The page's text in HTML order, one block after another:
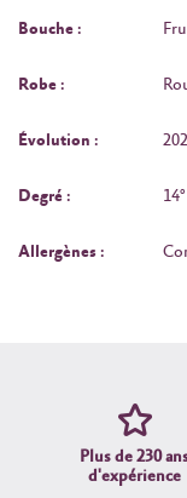
Bouche :
Robe :
Évolution :
Degré : 14°
Allergènes :
Plus de 230
d'expérience